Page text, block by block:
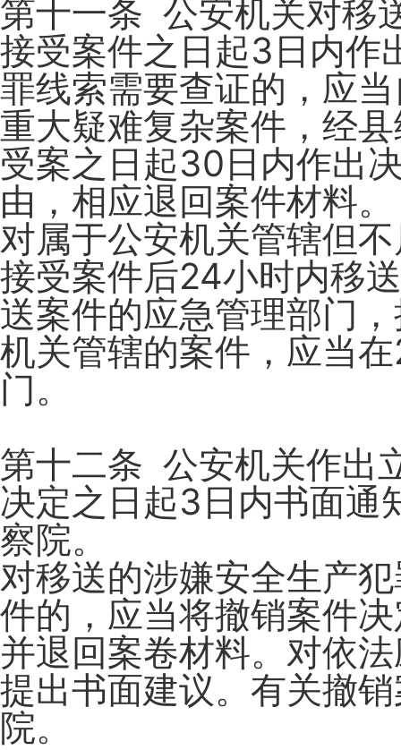
第十一条 公安机关对移
接受案件之日起3日内作
罪线索需要查证的，应
重大疑难复杂案件，经
受案之日起30日内作出
由，相应退回案件材料。
对属于公安机关管辖但
接受案件后24小时内移
送案件的应急管理部门
机关管辖的案件，应当
门。
第十二条 公安机关作出
决定之日起3日内书面通
察院。
对移送的涉嫌安全生产
件的，应当将撤销案件
并退回案卷材料。对依
提出书面建议。有关撤
院。